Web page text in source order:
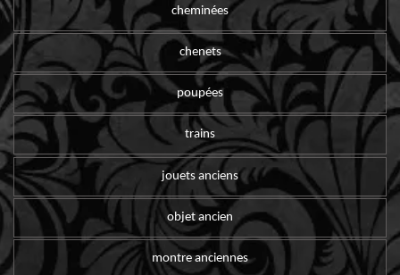
cheminées
chenets
poupées
trains
jouets anciens
objet ancien
montre anciennes